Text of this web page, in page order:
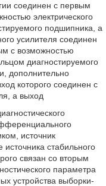
соединен с первым
электрического
подшипника, а
усилителя соединен
с возможностью
диагностируемого
дополнительно
которого соединен с
а выход
источник
стабильного
связан со вторым
параметра
устройства выборки-